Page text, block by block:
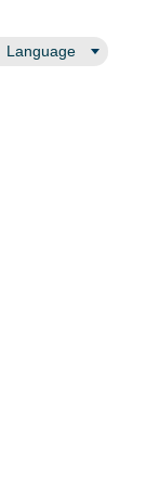
Language